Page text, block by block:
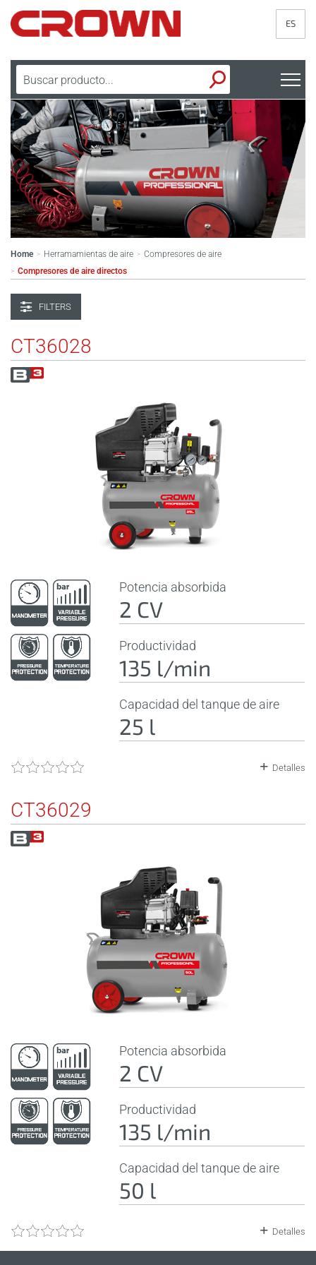
ES
Home > Herramamientas de aire > Compresores de aire
> Compresores de aire directos
FILTERS
CT36028
Potencia absorbida
2 CV
Productividad
135 l/min
Capacidad del tanque de aire
25 l
Detalles
CT36029
Potencia absorbida
2 CV
Productividad
135 l/min
Capacidad del tanque de aire
50 l
Detalles